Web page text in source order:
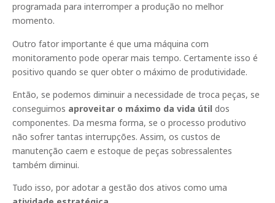
programada para interromper a produção no melhor
momento.
Outro fator importante é que uma máquina com
monitoramento pode operar mais tempo. Certamente isso é
positivo quando se quer obter o máximo de produtividade.
Então, se podemos diminuir a necessidade de troca peças, se
conseguimos aproveitar o máximo da vida útil dos
componentes. Da mesma forma, se o processo produtivo
não sofrer tantas interrupções. Assim, os custos de
manutenção caem e estoque de peças sobressalentes
também diminui.
Tudo isso, por adotar a gestão dos ativos como uma